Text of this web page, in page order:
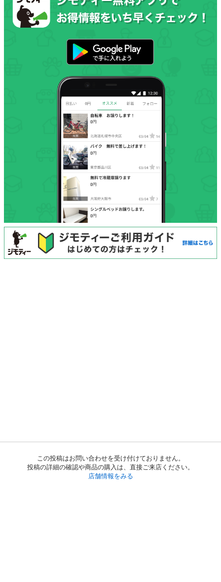
この投稿はお問い合わせを受け付けておりません。
投稿の詳細の確認や商品の購入は、直接ご来店ください。
店舗情報をみる